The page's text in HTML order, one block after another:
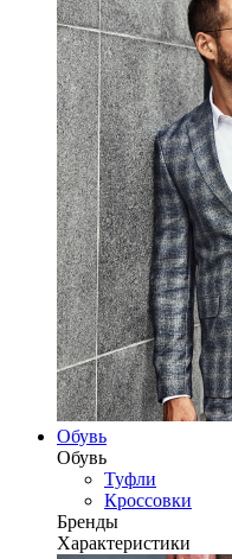
Обувь
Обувь
Туфли
Кроссовки
Бренды
Характеристики